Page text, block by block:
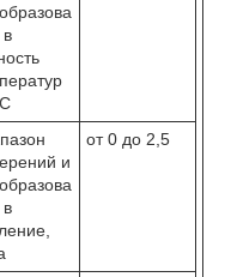
в
и
в
от 0 до 2,5